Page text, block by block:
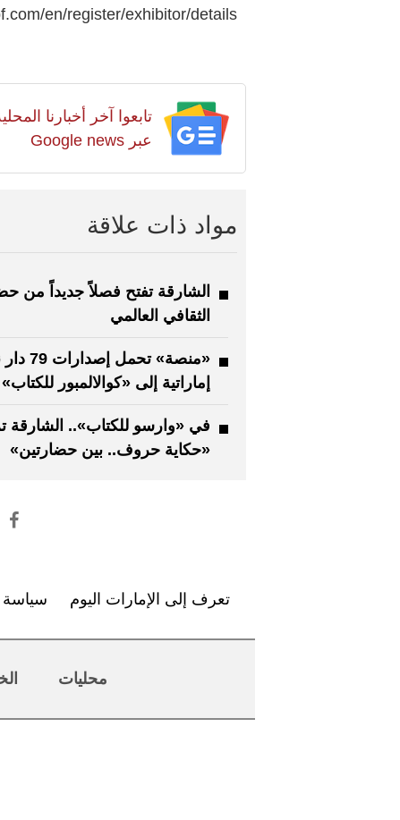
en/register/exhibitor/details.
تابعوا آخر أخبارنا
عبر Google news
مواد ذات علاقة
الشارقة تفتح فصلاً جديداً من
الثقافي العالمي
«منصة» تحمل
إماراتية إلى «كوالالمبور للكتاب»
في «وارسو للكتاب».. الشارقة
«حكاية حروف.. بين حضارتين»
تعرف إلى الإمارات اليوم سياسة
محليات